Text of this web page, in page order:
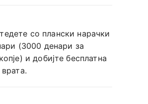
со плански нарачки
(3000 денари за
и добијте бесплатна